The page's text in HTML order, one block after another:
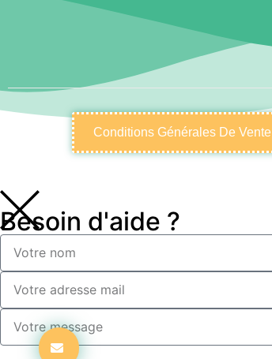
Conditions Générales De Vente
Besoin d'aide ?